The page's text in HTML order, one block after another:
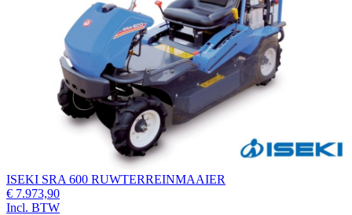
ISEKI SRA 600 RUWTERREINMAAIER
€ 7.973,90
Incl. BTW